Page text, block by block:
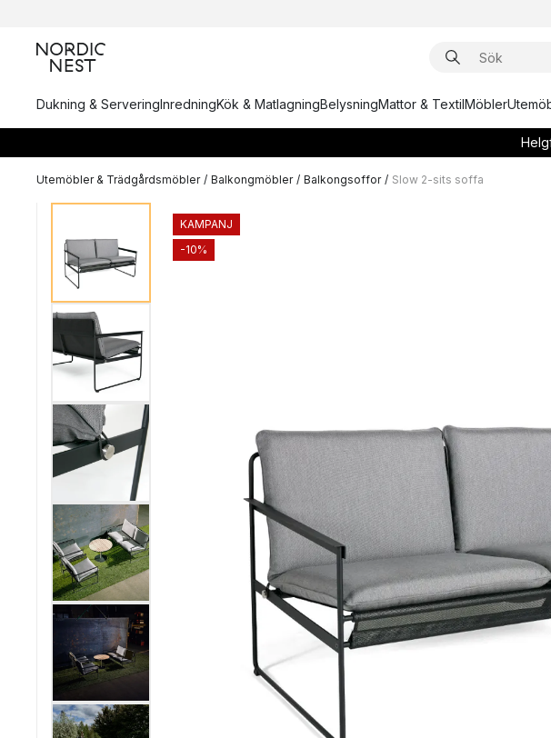
Dukning & ServeringInredningKök & MatlagningBelysningMattor & TextilMöbler
Utemöbler & Trädgårdsmöbler / Balkongmöbler / Balkongsoffor / Slow 2-sits soffa
KAMPANJ
-10%